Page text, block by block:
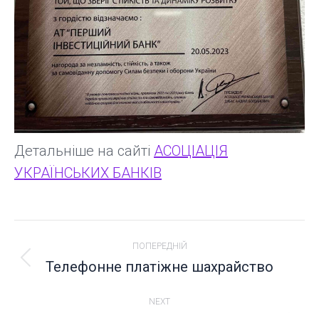
Детальніше на сайті АСОЦІАЦІЯ
УКРАЇНСЬКИХ БАНКІВ
NAVIGATION
ПОПЕРЕДНІЙ
Попередній
Телефонне платіжне шахрайство
NEXT